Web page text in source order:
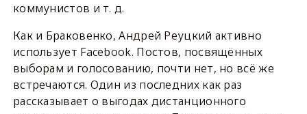
коммунистов и т. д.
Как и Браковенко, Андрей Реуцкий активно
использует Facebook. Постов, посвящённых
выборам и голосованию, почти нет, но всё же
встречаются. Один из последних как раз
рассказывает о выгодах дистанционного